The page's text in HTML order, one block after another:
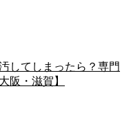
してしまったら？専門
阪・滋賀】